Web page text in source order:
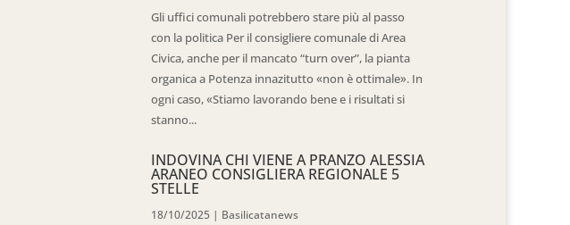
Gli uffici comunali potrebbero stare più al passo
con la politica Per il consigliere comunale di Area
Civica, anche per il mancato “turn over”, la pianta
organica a Potenza innazitutto «non è ottimale». In
ogni caso, «Stiamo lavorando bene e i risultati si
stanno...
INDOVINA CHI VIENE A PRANZO ALESSIA
ARANEO CONSIGLIERA REGIONALE 5
STELLE
18/10/2025 | Basilicatanews